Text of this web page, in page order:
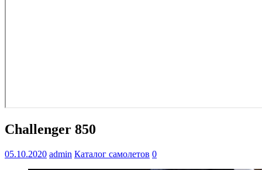
Challenger 850
05.10.2020 admin Каталог самолетов 0